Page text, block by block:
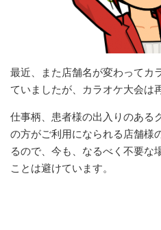
最近、また店舗名が変わってカ
ていましたが、カラオケ大会は
仕事柄、患者様の出入りのある
の方がご利用になられる店舗様
るので、今も、なるべく不要な
ことは避けています。